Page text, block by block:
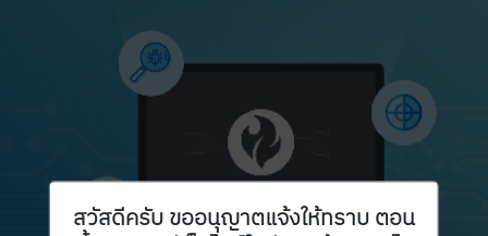
สวัสดีครับ ขออนุญาตแจ้งให้ทราบ ตอน